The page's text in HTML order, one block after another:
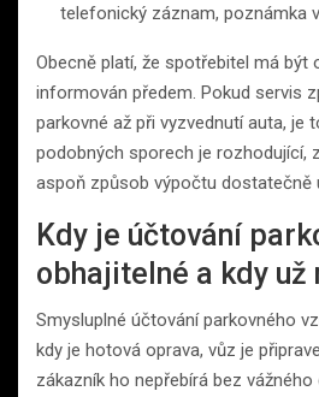
telefonický záznam, poznámka
Obecně platí, že spotřebitel má být
informován předem. Pokud servis
parkovné až při vyzvednutí auta, je
podobných sporech je rozhodující,
aspoň způsob výpočtu dostatečně
Kdy je účtování
obhajitelné a kdy už
Smysluplné účtování parkovného
kdy je hotová oprava, vůz je
zákazník ho nepřebírá bez vážného